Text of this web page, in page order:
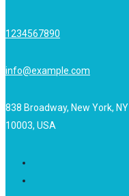
1234567890
info@example.com
838 Broadway, New York, NY
10003, USA